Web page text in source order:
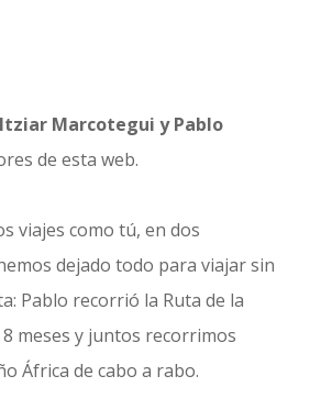
Itziar Marcotegui y Pablo
de esta web.
viajes como tú, en dos
dejado todo para viajar sin
Pablo recorrió la Ruta de la
meses y juntos recorrimos
África de cabo a rabo.